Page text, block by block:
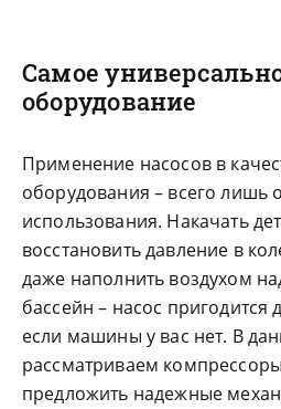
Самое
оборудование
Применение насосов в
оборудования – всего лишь
использования. Накачать
восстановить давление в
даже наполнить воздухом
бассейн – насос пригодится
если машины у вас нет. В
рассматриваем
предложить надежные